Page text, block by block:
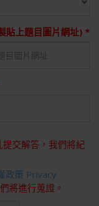
貼上題目圖片網址) *
交解答，我們將紀
政策 Privacy
將進行蒐證。